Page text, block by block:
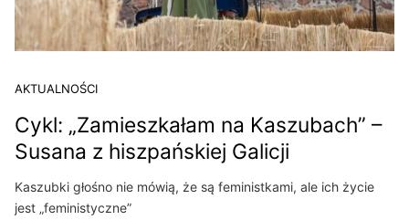
AKTUALNOŚCI
Cykl: „Zamieszkałam na Kaszubach” –
Susana z hiszpańskiej Galicji
Kaszubki głośno nie mówią, że są feministkami, ale ich życie
jest „feministyczne”